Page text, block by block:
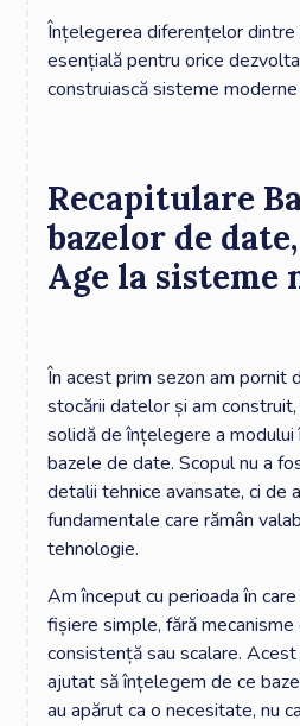
Înțelegerea diferențelor
esențială pentru orice
construiască sisteme
Recapitulare
bazelor de
Age la sisteme
În acest prim sezon am pornit
stocării datelor și am
solidă de înțelegere a modului
bazele de date. Scopul nu a
detalii tehnice avansate, ci de
fundamentale care rămân
tehnologie.
Am început cu perioada în
fișiere simple, fără
consistență sau scalare.
ajutat să înțelegem de ce
au apărut ca o necesitate, nu